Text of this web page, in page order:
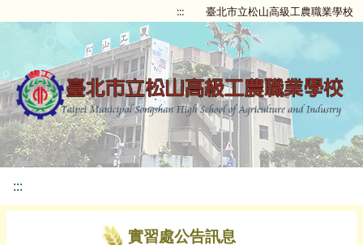
::: 臺北市立松山高級工農職業學校
:::
實習處公告訊息